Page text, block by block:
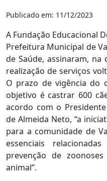
Publicado em: 11/12/2023
A Fundação Educacional
Prefeitura Municipal de
de Saúde, assinaram,
realização de serviços
O prazo de vigência do
objetivo é castrar 600
acordo com o
de Almeida Neto, “a
para a comunidade de
essenciais
prevenção de
animal”.